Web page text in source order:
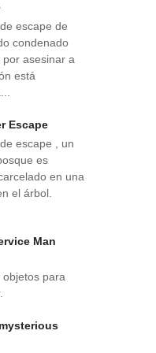
escape de
condenado
por asesinar a
está
Escape
escape , un
es
en una
el árbol.
Man
objetos para